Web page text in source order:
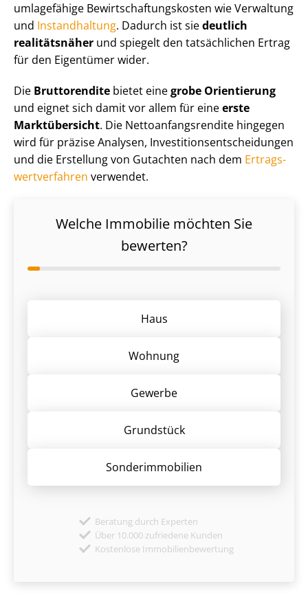
umlagefähige Be­wirt­schaf­tungs­kos­ten wie Verwaltung
und Instandhaltung. Dadurch ist siedeutlich
realitätsnäher und spiegelt den tatsächlichen Ertrag
für den Eigentümer wider.
Die Bruttorendite bietet einegrobe Orientierung
und eignet sich damit vor allem für eineerste
Marktübersicht. Die Net­to­an­fangs­ren­di­te hingegen
wird für präzise Analysen, In­ves­ti­ti­ons­ent­schei­dun­gen
und die Erstellung von Gutachten nach dem Er­trags­
wert­ver­fah­ren verwendet.
Welche Immobilie möchten Sie
bewerten?
Haus
Wohnung
Gewerbe
Grund­stück
Sonder­immobilien
Beratung durch Experten
Über 10.000 zufriedene Kunden
Kostenlose Immobilienbewertung